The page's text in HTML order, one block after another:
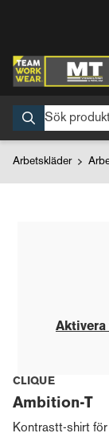
Arbetskläder
CLIQUE
Ambition-T
Kontrastt-shirt